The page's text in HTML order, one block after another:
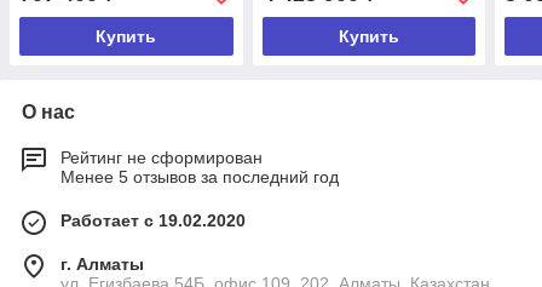
Купить Купить
О нас
Рейтинг не сформирован
Менее 5 отзывов за последний год
Работает с 19.02.2020
г. Алматы